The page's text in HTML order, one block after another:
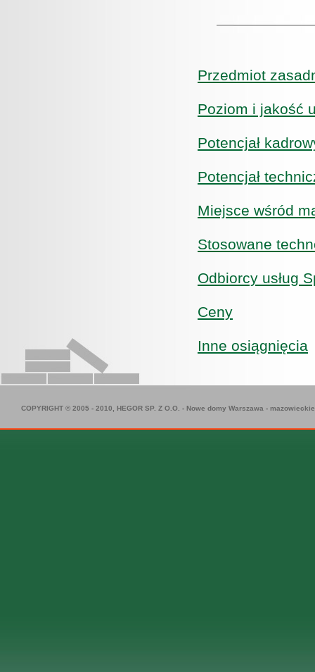
Przedmiot
Poziom i jakość
Potencjał
Potencjał
Miejsce wśród
Stosowane
Odbiorcy usług
Ceny
Inne osiągnięcia
COPYRIGHT © 2005 - 2010, HEGOR SP. Z O.O. - Nowe domy Warszawa - mazowieckie